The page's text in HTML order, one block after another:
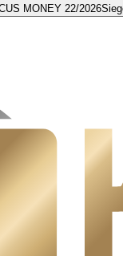
MONEY 22/2026